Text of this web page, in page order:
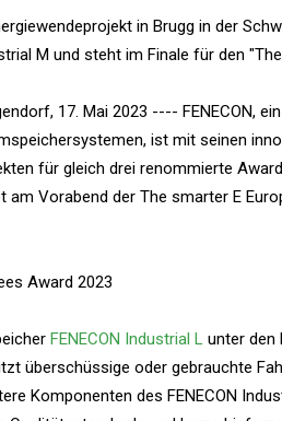
in Brugg in der
M und steht im Finale für den
17. Mai 2023 ---- FENECON,
ist mit seinen
für gleich drei renommierte
am Vorabend der The smarter E
Award 2023
FENECON Industrial L unter den
überschüssige oder gebrauchte
Komponenten des FENECON